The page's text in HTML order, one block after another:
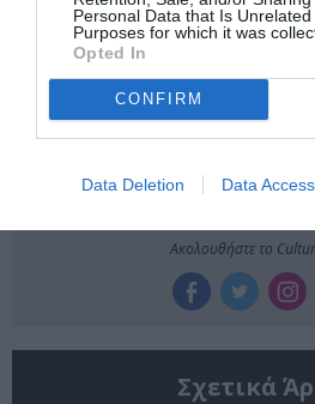
Personal Data that Is
Purposes for which it was
Opted In
CONFIRM
Data Deletion Data Access
Newsletter
Κάθε βδομάδα στο e-mail σας τα
την Τέχνη και τον Πολιτισμό!
Ακολουθήστε το
Σχετικά